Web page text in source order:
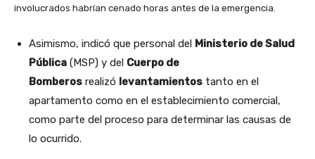
involucrados habrían cenado horas antes de la emergencia.
Asimismo, indicó que personal del Ministerio de Salud
Pública (MSP) y del Cuerpo de
Bomberos realizó levantamientos tanto en el
apartamento como en el establecimiento comercial,
como parte del proceso para determinar las causas de
lo ocurrido.